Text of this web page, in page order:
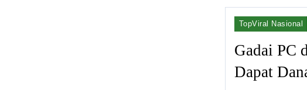
TopViral Nasional
Gadai PC
Dapat